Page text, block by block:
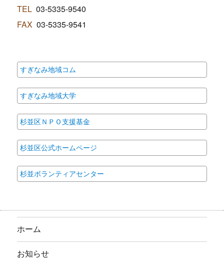
TEL 03-5335-9540
FAX 03-5335-9541
すぎなみ地域コム
すぎなみ地域大学
杉並区ＮＰＯ支援基金
杉並区公式ホームページ
杉並ボランティアセンター
ホーム
お知らせ